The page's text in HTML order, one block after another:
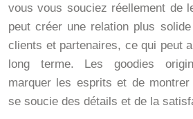
vous vous souciez réellement de
peut créer une relation plus
clients et partenaires, ce qui peut
long terme. Les goodies
marquer les esprits et de
se soucie des détails et de la